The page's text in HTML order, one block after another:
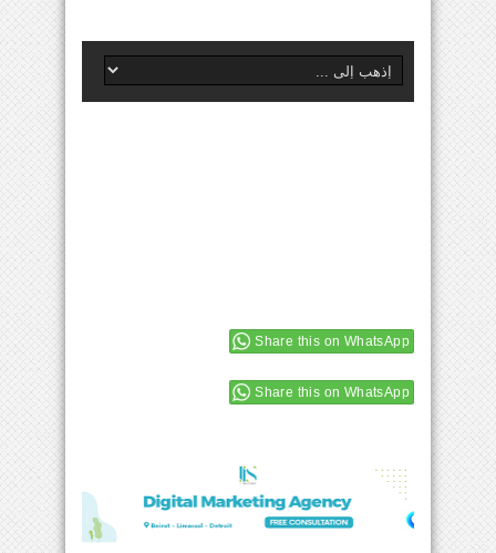
Share this on WhatsApp
Share this on WhatsApp